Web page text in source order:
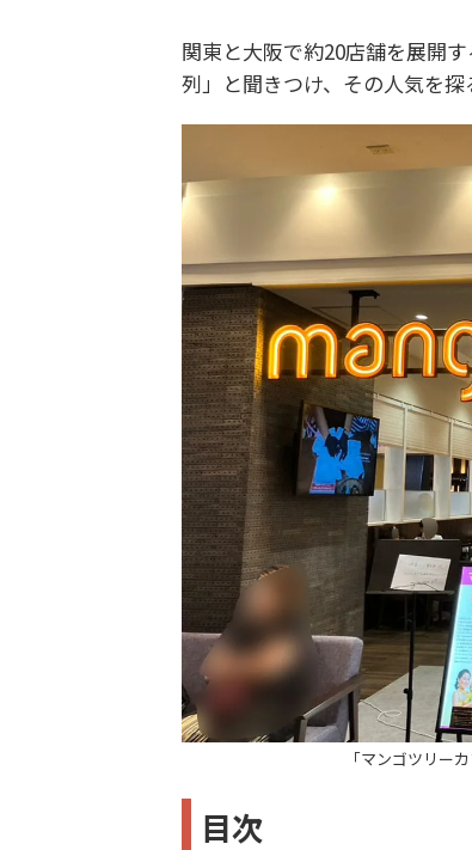
関東と大阪で約20店舗を展開
列」と聞きつけ、その人気を探
「マンゴツリー
目次